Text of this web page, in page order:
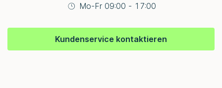
Mo-Fr 09:00 - 17:00
Kundenservice kontaktieren